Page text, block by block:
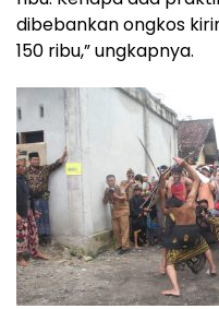
dibebankan ongkos
150 ribu,” ungkapnya.